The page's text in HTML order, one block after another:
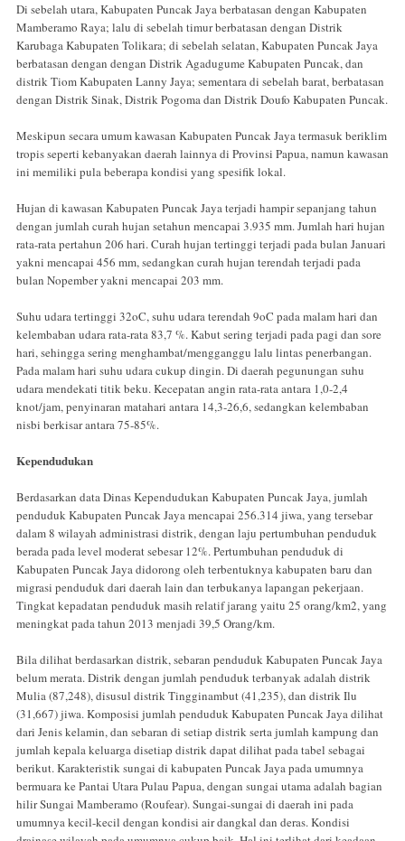
Di sebelah utara, Kabupaten Puncak Jaya berbatasan dengan Kabupaten
Mamberamo Raya; lalu di sebelah timur berbatasan dengan Distrik
Karubaga Kabupaten Tolikara; di sebelah selatan, Kabupaten Puncak Jaya
berbatasan dengan dengan Distrik Agadugume Kabupaten Puncak, dan
distrik Tiom Kabupaten Lanny Jaya; sementara di sebelah barat, berbatasan
dengan Distrik Sinak, Distrik Pogoma dan Distrik Doufo Kabupaten Puncak.
Meskipun secara umum kawasan Kabupaten Puncak Jaya termasuk beriklim
tropis seperti kebanyakan daerah lainnya di Provinsi Papua, namun kawasan
ini memiliki pula beberapa kondisi yang spesifik lokal.
Hujan di kawasan Kabupaten Puncak Jaya terjadi hampir sepanjang tahun
dengan jumlah curah hujan setahun mencapai 3.935 mm. Jumlah hari hujan
rata-rata pertahun 206 hari. Curah hujan tertinggi terjadi pada bulan Januari
yakni mencapai 456 mm, sedangkan curah hujan terendah terjadi pada
bulan Nopember yakni mencapai 203 mm.
Suhu udara tertinggi 32oC, suhu udara terendah 9oC pada malam hari dan
kelembaban udara rata-rata 83,7 %. Kabut sering terjadi pada pagi dan sore
hari, sehingga sering menghambat/mengganggu lalu lintas penerbangan.
Pada malam hari suhu udara cukup dingin. Di daerah pegunungan suhu
udara mendekati titik beku. Kecepatan angin rata-rata antara 1,0-2,4
knot/jam, penyinaran matahari antara 14,3-26,6, sedangkan kelembaban
nisbi berkisar antara 75-85%.
Kependudukan
Berdasarkan data Dinas Kependudukan Kabupaten Puncak Jaya, jumlah
penduduk Kabupaten Puncak Jaya mencapai 256.314 jiwa, yang tersebar
dalam 8 wilayah administrasi distrik, dengan laju pertumbuhan penduduk
berada pada level moderat sebesar 12%. Pertumbuhan penduduk di
Kabupaten Puncak Jaya didorong oleh terbentuknya kabupaten baru dan
migrasi penduduk dari daerah lain dan terbukanya lapangan pekerjaan.
Tingkat kepadatan penduduk masih relatif jarang yaitu 25 orang/km2, yang
meningkat pada tahun 2013 menjadi 39,5 Orang/km.
Bila dilihat berdasarkan distrik, sebaran penduduk Kabupaten Puncak Jaya
belum merata. Distrik dengan jumlah penduduk terbanyak adalah distrik
Mulia (87,248), disusul distrik Tingginambut (41,235), dan distrik Ilu
(31,667) jiwa. Komposisi jumlah penduduk Kabupaten Puncak Jaya dilihat
dari Jenis kelamin, dan sebaran di setiap distrik serta jumlah kampung dan
jumlah kepala keluarga disetiap distrik dapat dilihat pada tabel sebagai
berikut. Karakteristik sungai di kabupaten Puncak Jaya pada umumnya
bermuara ke Pantai Utara Pulau Papua, dengan sungai utama adalah bagian
hilir Sungai Mamberamo (Roufear). Sungai-sungai di daerah ini pada
umumnya kecil-kecil dengan kondisi air dangkal dan deras. Kondisi